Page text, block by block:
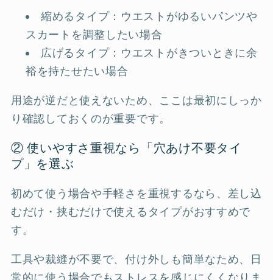
縮めるタイプ：ウエストがゆるいパンツや
スカートを調整したい場合
広げるタイプ：ウエストがきついときに余
裕を持たせたい場合
用途が逆だと使えないため、ここは最初にしっか
り確認しておくのが重要です。
② 使いやすさ重視なら「穴あけ不要タイ
プ」を選ぶ
初めて使う場合や手軽さを重視するなら、差し込
むだけ・挟むだけで使えるタイプがおすすめで
す。
工具や裁縫が不要で、付け外しも簡単なため、日